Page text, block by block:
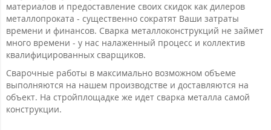
материалов и предоставление своих скидок как дилеров
металлопроката - существенно сократят Ваши затраты
времени и финансов. Сварка металлоконструкций не займет
много времени - у нас налаженный процесс и коллектив
квалифицированных сварщиков.
Сварочные работы в максимально возможном объеме
выполняются на нашем производстве и доставляются на
объект. На стройплощадке же идет сварка металла самой
конструкции.